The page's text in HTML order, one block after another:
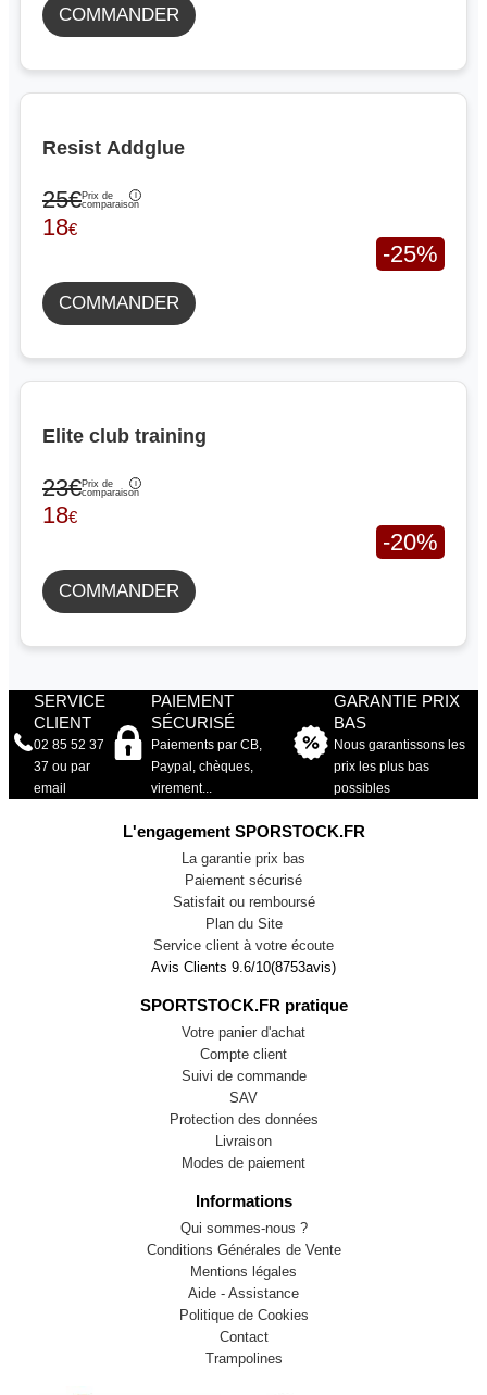
COMMANDER
Resist Addglue
25€Prix de
comparaison
18€
-25%
COMMANDER
Elite club training
23€Prix de
comparaison
18€
-20%
COMMANDER
SERVICE
CLIENT
02 85 52 37
37 ou par
email
PAIEMENT
SÉCURISÉ
Paiements par CB,
Paypal, chèques,
virement...
GARANTIE PRIX
BAS
Nous garantissons les
prix les plus bas
possibles
L'engagement SPORSTOCK.FR
La garantie prix bas
Paiement sécurisé
Satisfait ou remboursé
Plan du Site
Service client à votre écoute
Avis Clients 9.6/10(8753avis)
SPORTSTOCK.FR pratique
Votre panier d'achat
Compte client
Suivi de commande
SAV
Protection des données
Livraison
Modes de paiement
Informations
Qui sommes-nous ?
Conditions Générales de Vente
Mentions légales
Aide - Assistance
Politique de Cookies
Contact
Trampolines